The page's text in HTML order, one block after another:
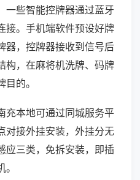
一些智能控牌器通过蓝牙
接。手机端软件预设好牌
器，控牌器接收到信号后
构，在麻将机洗牌、码牌
的。
充本地可通过同城服务平
对接外挂安装，外挂分无
应三类，免拆安装，即插